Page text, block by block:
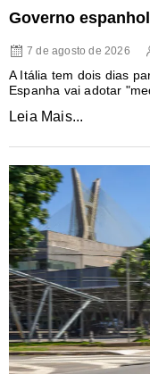
Governo
7 de agosto de 2026
A Itália tem dois dias
Espanha vai adotar
Leia Mais...